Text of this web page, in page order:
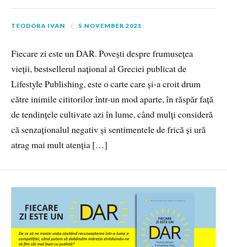
TEODORA IVAN 5 NOVEMBER 2021
Fiecare zi este un DAR. Povești despre frumusețea
vieții, bestsellerul național al Greciei publicat de
Lifestyle Publishing, este o carte care și-a croit drum
către inimile cititorilor într-un mod aparte, în răspăr față
de tendințele cultivate azi în lume, când mulți consideră
că senzaționalul negativ și sentimentele de frică și ură
atrag mai mult atenția […]